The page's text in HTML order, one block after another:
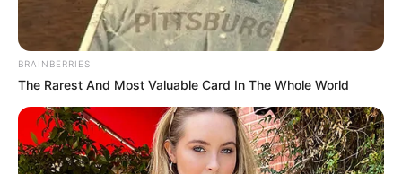
BRAINBERRIES
The Rarest And Most Valuable Card In The Whole World